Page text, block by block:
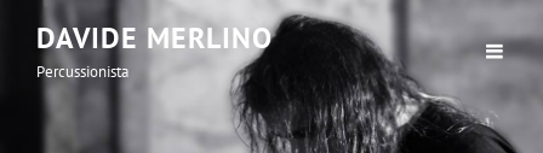
DAVIDE MERLINO
Percussionista